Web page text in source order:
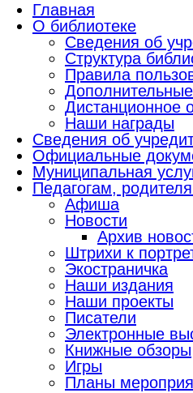
Главная
О библиотеке
Сведения об
Структура
Правила
Дополнительные
Дистанционное
Наши награды
Сведения об
Официальные
Муниципальная
Педагогам,
Афиша
Новости
Архив
Штрихи к
Экостраничка
Наши издания
Наши проекты
Писатели
Электронные
Книжные обзоры
Игры
Планы